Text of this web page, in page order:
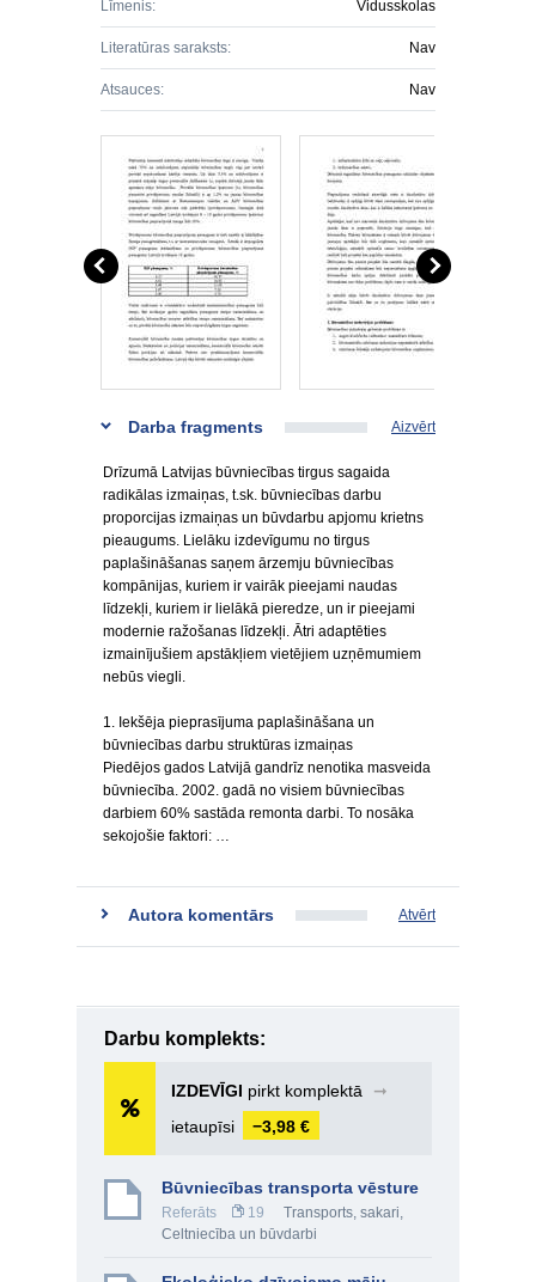
Līmenis: Vidusskolas
Literatūras saraksts: Nav
Atsauces: Nav
Darba fragments Aizvērt
Drīzumā Latvijas būvniecības tirgus sagaida
radikālas izmaiņas, t.sk. būvniecības darbu
proporcijas izmaiņas un būvdarbu apjomu krietns
pieaugums. Lielāku izdevīgumu no tirgus
paplašināšanas saņem ārzemju būvniecības
kompānijas, kuriem ir vairāk pieejami naudas
līdzekļi, kuriem ir lielākā pieredze, un ir pieejami
modernie ražošanas līdzekļi. Ātri adaptēties
izmainījušiem apstākļiem vietējiem uzņēmumiem
nebūs viegli.
1. Iekšēja pieprasījuma paplašināšana un
būvniecības darbu struktūras izmaiņas
Piedējos gados Latvijā gandrīz nenotika masveida
būvniecība. 2002. gadā no visiem būvniecības
darbiem 60% sastāda remonta darbi. To nosāka
sekojošie faktori: …
Autora komentārs Atvērt
Darbu komplekts:
IZDEVĪGI pirkt komplektā
➞
ietaupīsi
−3,98 €
Būvniecības transporta vēsture
Referāts 19 Transports, sakari,
Celtniecība un būvdarbi